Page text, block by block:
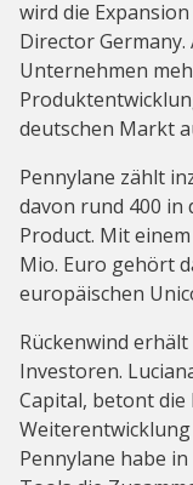
wird die
Director
Unternehmen
deutschen Markt
Pennylane zählt
davon rund 400 in
Product. Mit
Mio. Euro gehört
europäischen
Rückenwind
Investoren.
Capital, betont
Pennylane habe